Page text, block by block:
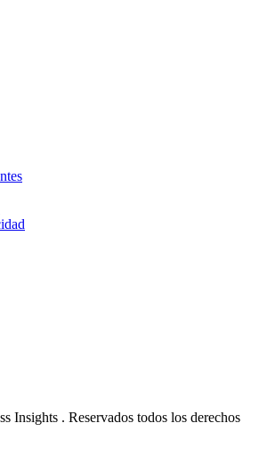
Insights . Reservados todos los derechos